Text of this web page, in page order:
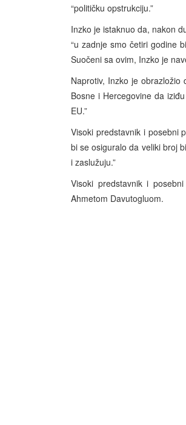
“političku opstrukciju.”
Inzko je istaknuo da, nakon
“u zadnje smo četiri godine
Suočeni sa ovim, Inzko je
Naprotiv, Inzko je
Bosne i Hercegovine da
EU.”
Visoki predstavnik i posebni
bi se osiguralo da veliki broj
i zaslužuju.”
Visoki predstavnik i
Ahmetom Davutogluom.